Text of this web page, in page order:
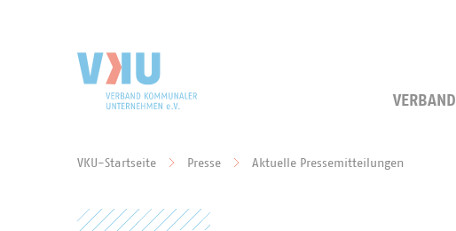
VERBAND
VKU-Startseite Presse Aktuelle Pressemitteilungen